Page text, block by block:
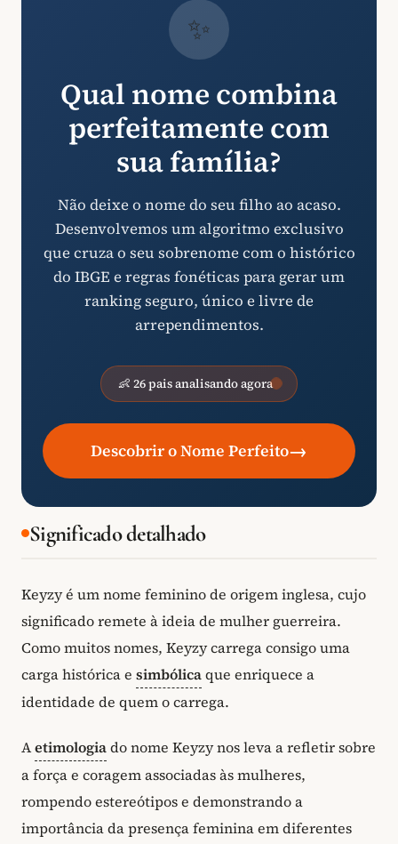
✨
Qual nome combina
perfeitamente com
sua família?
Não deixe o nome do seu filho ao acaso.
Desenvolvemos um algoritmo exclusivo
que cruza o seu sobrenome com o histórico
do IBGE e regras fonéticas para gerar um
ranking seguro, único e livre de
arrependimentos.
👶 26 pais analisando agora
Descobrir o Nome Perfeito→
Significado detalhado
Keyzy é um nome feminino de origem inglesa, cujo
significado remete à ideia de mulher guerreira.
Como muitos nomes, Keyzy carrega consigo uma
carga histórica e simbólicaque enriquece a
identidade de quem o carrega.
Aetimologiado nome Keyzy nos leva a refletir sobre
a força e coragem associadas às mulheres,
rompendo estereótipos e demonstrando a
importância da presença feminina em diferentes